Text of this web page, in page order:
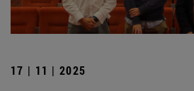
17 | 11 | 2025